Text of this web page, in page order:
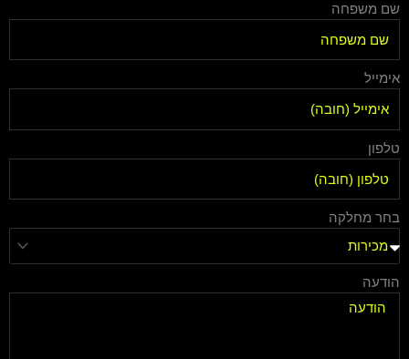
שם משפחה
אימייל
טלפון
בחר מחלקה
הודעה